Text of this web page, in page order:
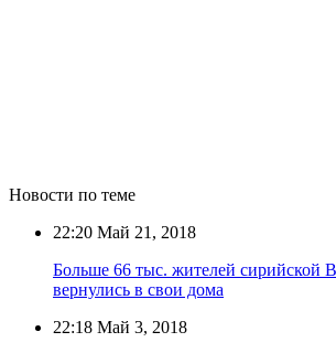
Новости по теме
22:20 Май 21, 2018
Больше 66 тыс. жителей сирийской
вернулись в свои дома
22:18 Май 3, 2018